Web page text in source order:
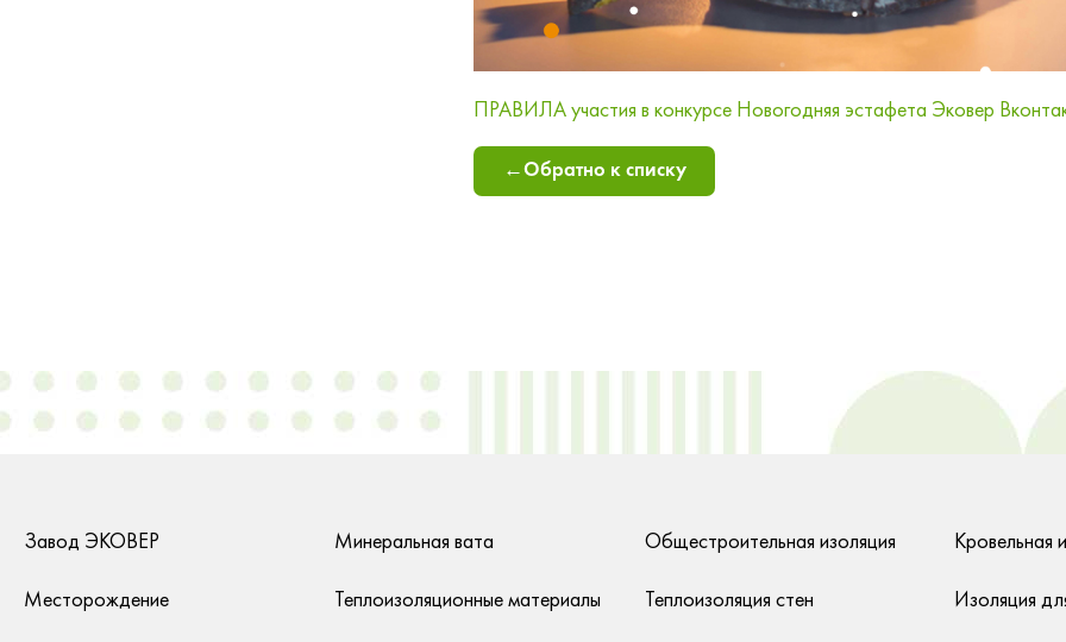
ПРАВИЛА участия в конкурсе Новогодняя эстафета Эковер
←Обратно к списку
Завод ЭКОВЕР Минеральная вата Общестроительная изоляция Кровельная
Месторождение Теплоизоляционные материалы Теплоизоляция стен Изоляция